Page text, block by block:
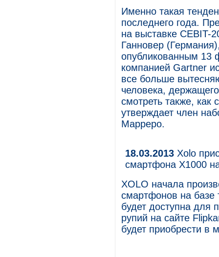
Именно такая
последнего года.
на выставке CEBIT-
Ганновер
опубликованным 13
компанией Gartner
все больше
человека,
смотреть также, как
утверждает член
Марреро.
18.03.2013 Xolo
смартфона X1000
XOLO начала
смартфонов на базе
будет доступна для
рупий на сайте
будет приобрести в